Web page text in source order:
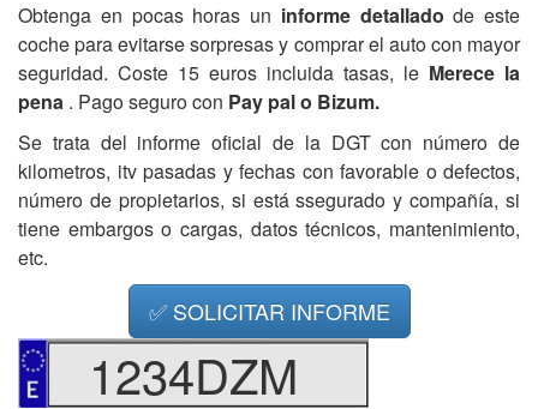
Obtenga en pocas horas un informe detalladode este
coche para evitarse sorpresas y comprar el auto con mayor
seguridad. Coste 15 euros incluida tasas, le Merece la
pena . Pago seguro con Pay pal o Bizum.
Se trata del informe oficial de la DGT con número de
kilometros, itv pasadas y fechas con favorable o defectos,
número de propietarios, si está ssegurado y compañía, si
tiene embargos o cargas, datos técnicos, mantenimiento,
etc.
✅ SOLICITAR INFORME
1234DZM